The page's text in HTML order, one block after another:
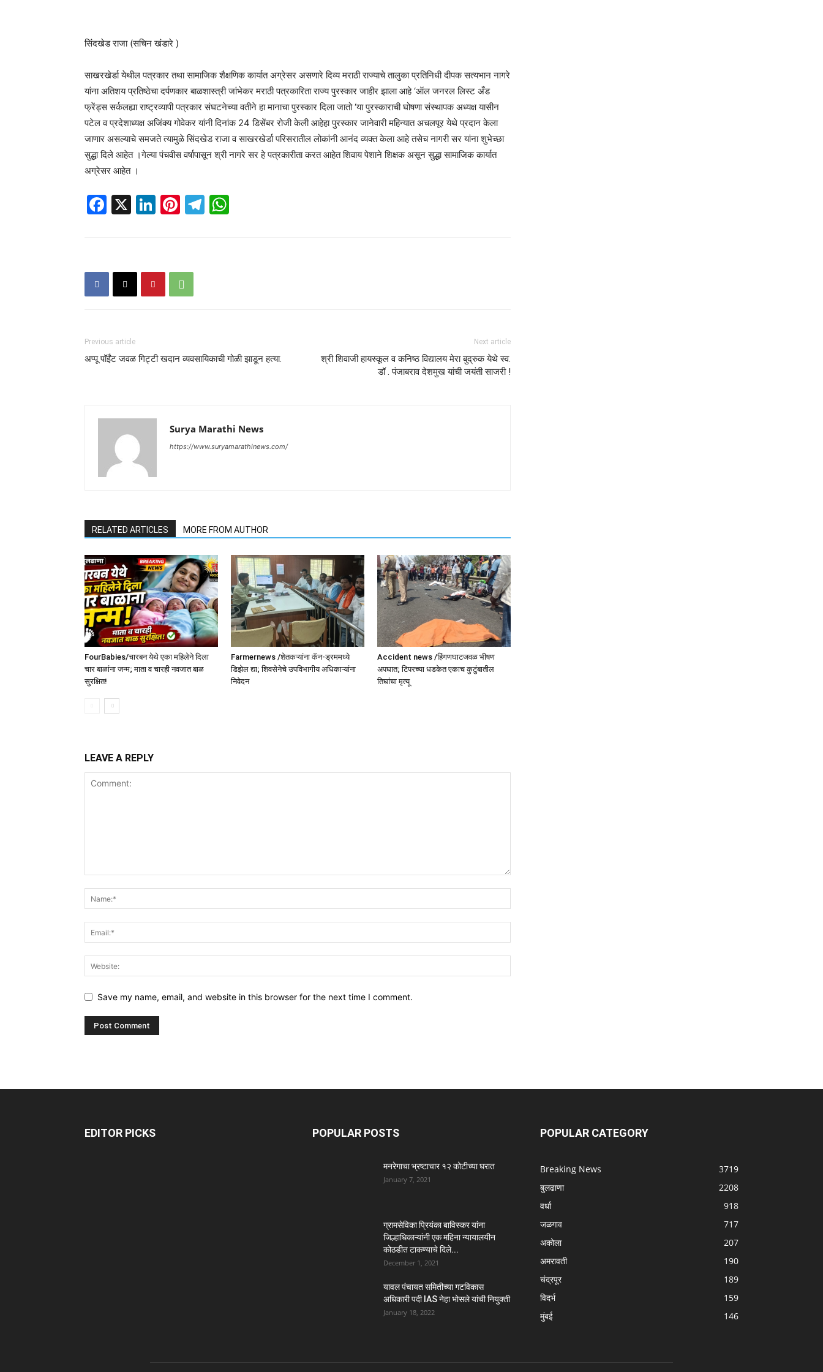
सिंदखेड राजा (सचिन खंडारे )
साखरखेर्डा येथील पत्रकार तथा सामाजिक शैक्षणिक कार्यात अग्रेसर असणारे दिव्य मराठी राज्याचे तालुका प्रतिनिधी दीपक सत्यभान नागरे
यांना अतिशय प्रतिष्ठेचा दर्पणकार बाळशास्त्री जांभेकर मराठी पत्रकारिता राज्य पुरस्कार जाहीर झाला आहे ‘ऑल जनरल लिस्ट अँड
फ्रेंड्स सर्कलह्या राष्ट्रव्यापी पत्रकार संघटनेच्या वतीने हा मानाचा पुरस्कार दिला जातो ‘या पुरस्काराची घोषणा संस्थापक अध्यक्ष यासीन
पटेल व प्रदेशाध्यक्ष अजिंक्य गोवेकर यांनी दिनांक 24 डिसेंबर रोजी केली आहेहा पुरस्कार जानेवारी महिन्यात अचलपूर येथे प्रदान केला
जाणार असल्याचे समजते त्यामुळे सिंदखेड राजा व साखरखेर्डा परिसरातील लोकांनी आनंद व्यक्त केला आहे तसेच नागरी सर यांना शुभेच्छा
सुद्धा दिले आहेत ।गेल्या पंचवीस वर्षापासून श्री नागरे सर हे पत्रकारीता करत आहेत शिवाय पेशाने शिक्षक असून सुद्धा सामाजिक कार्यात
अग्रेसर आहेत ।
Facebook
X LinkedIn
Pinterest
Telegram
Previous article
अप्पू पॉईंट जवळ गिट्टी खदान व्यवसायिकाची गोळी झाडून हत्या.
Next article
श्री शिवाजी हायस्कूल व कनिष्ठ विद्यालय मेरा बुद्रुक येथे स्व.
डॉ . पंजाबराव देशमुख यांची जयंती साजरी !
Surya Marathi News
https://www.suryamarathinews.com/
RELATED ARTICLES MORE FROM AUTHOR
FourBabies/चारबन येथे एका महिलेने दिला
चार बाळांना जन्म; माता व चारही नवजात बाळ
सुरक्षित!
Farmernews /शेतकऱ्यांना कॅन-ड्रममध्ये
डिझेल द्या; शिवसेनेचे उपविभागीय अधिकाऱ्यांना
निवेदन
Accident news /हिंगणघाटजवळ भीषण
अपघात; टिपरच्या धडकेत एकाच कुटुंबातील
तिघांचा मृत्यू
LEAVE A REPLY
Save my name, email, and website in this browser for the next time I comment.
EDITOR PICKS POPULAR POSTS
मनरेगाचा भ्रष्टाचार १२ कोटीच्या घरात
January 7, 2021
ग्रामसेविका प्रियंका बाविस्कर यांना
जिल्हाधिकाऱ्यांनी एक महिना न्यायालयीन
कोठडीत टाकण्याचे दिले...
December 1, 2021
यावल पंचायत समितीच्या गटविकास
अधिकारी पदी IAS नेहा भोसले यांची नियुक्ती
January 18, 2022
POPULAR CATEGORY
Breaking News
3719
बुलढाणा
2208
वर्धा
918
जळगाव
717
अकोला
207
अमरावती
190
चंद्रपूर
189
विदर्भ
159
मुंबई
146